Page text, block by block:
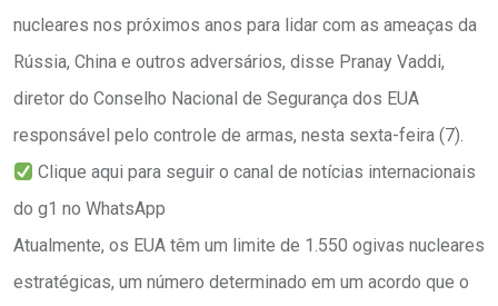
nucleares nos próximos anos para lidar com as ameaças da
Rússia, China e outros adversários, disse Pranay Vaddi,
diretor do Conselho Nacional de Segurança dos EUA
responsável pelo controle de armas, nesta sexta-feira (7).
Clique aqui para seguir o canal de notícias internacionais
do g1 no WhatsApp
Atualmente, os EUA têm um limite de 1.550 ogivas nucleares
estratégicas, um número determinado em um acordo que o